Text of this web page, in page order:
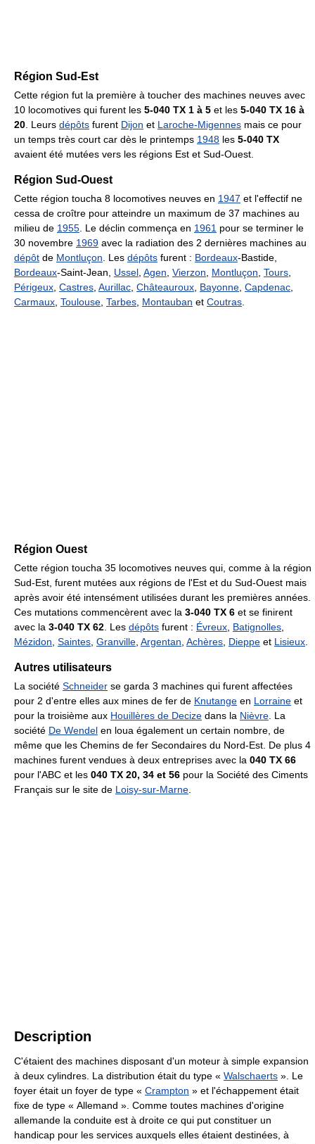
Région Sud-Est
Cette région fut la première à toucher des machines neuves avec
10 locomotives qui furent les 5-040 TX 1 à 5 et les 5-040 TX 16 à
20 . Leurs dépôts furent Dijon et Laroche-Migennes mais ce pour
un temps très court car dès le printemps 1948 les 5-040 TX
avaient été mutées vers les régions Est et Sud-Ouest.
Région Sud-Ouest
Cette région toucha 8 locomotives neuves en 1947 et l'effectif ne
cessa de croître pour atteindre un maximum de 37 machines au
milieu de 1955 . Le déclin commença en 1961 pour se terminer le
30 novembre 1969 avec la radiation des 2 dernières machines au
dépôt de Montluçon . Les dépôts furent : Bordeaux-Bastide,
Bordeaux-Saint-Jean, Ussel Agen Vierzon Montluçon Tours
Périgeux Castres Aurillac Châteauroux Bayonne Capdenac
Carmaux Toulouse Tarbes Montauban et Coutras
Région Ouest
Cette région toucha 35 locomotives neuves qui, comme à la région
Sud-Est, furent mutées aux régions de l'Est et du Sud-Ouest mais
après avoir été intensément utilisées durant les premières années.
Ces mutations commencèrent avec la 3-040 TX 6 et se finirent
avec la 3-040 TX 62 . Les dépôts furent : Évreux Batignolles
Mézidon Saintes Granville Argentan Achères Dieppe et Lisieux
Autres utilisateurs
La société Schneider se garda 3 machines qui furent affectées
pour 2 d'entre elles aux mines de fer de Knutange en Lorraine et
pour la troisième aux Houillères de Decize dans la Nièvre . La
société De Wendel en loua également un certain nombre, de
même que les Chemins de fer Secondaires du Nord-Est. De plus 4
machines furent vendues à deux entreprises avec la 040 TX 66
pour l'ABC et les 040 TX 20, 34 et 56 pour la Société des Ciments
Français sur le site de Loisy-sur-Marne
Description
C'étaient des machines disposant d'un moteur à simple expansion
à deux cylindres. La distribution était du type « Walschaerts ». Le
foyer était un foyer de type « Crampton » et l'échappement était
fixe de type « Allemand ». Comme toutes machines d'origine
allemande la conduite est à droite ce qui put constituer un
handicap pour les services auxquels elles étaient destinées, à